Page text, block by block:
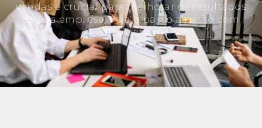
vendas é crucial para melhorar os resultados
da sua empresa. Veja o passo a passo com
dicas vitais!